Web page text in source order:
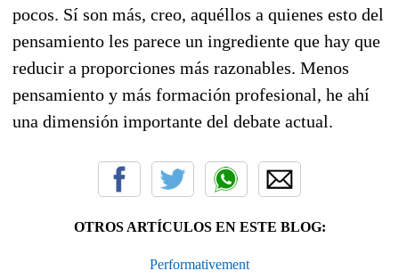
pocos. Sí son más, creo, aquéllos a quienes esto del
pensamiento les parece un ingrediente que hay que
reducir a proporciones más razonables. Menos
pensamiento y más formación profesional, he ahí
una dimensión importante del debate actual.
OTROS ARTÍCULOS EN ESTE BLOG:
Performativement